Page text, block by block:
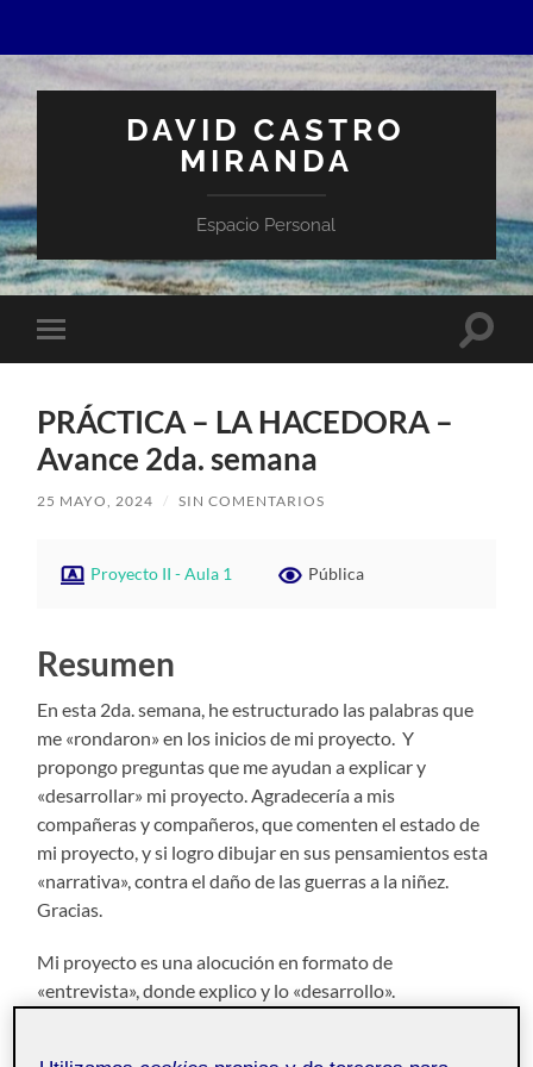
DAVID CASTRO
MIRANDA
Espacio Personal
Alternar
el
móvil
PRÁCTICA – LA HACEDORA –
Avance 2da. semana
25 MAYO, 2024 / SIN COMENTARIOS
Proyecto II - Aula 1 Pública
Resumen
En esta 2da. semana, he estructurado las palabras que
me «rondaron» en los inicios de mi proyecto. Y
propongo preguntas que me ayudan a explicar y
«desarrollar» mi proyecto. Agradecería a mis
compañeras y compañeros, que comenten el estado de
mi proyecto, y si logro dibujar en sus pensamientos esta
«narrativa», contra el daño de las guerras a la niñez.
Gracias.
Mi proyecto es una alocución en formato de
«entrevista», donde explico y lo «desarrollo».